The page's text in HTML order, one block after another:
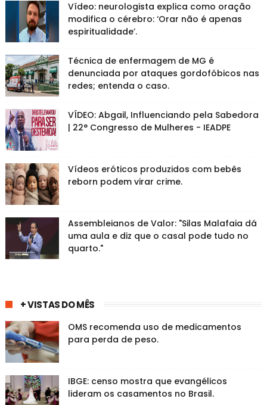
Vídeo: neurologista explica como oração
modifica o cérebro: ‘Orar não é apenas
espiritualidade’.
Técnica de enfermagem de MG é
denunciada por ataques gordofóbicos nas
redes; entenda o caso.
VÍDEO: Abgail, Influenciando pela Sabedora
| 22° Congresso de Mulheres - IEADPE
Vídeos eróticos produzidos com bebês
reborn podem virar crime.
Assembleianos de Valor: "Silas Malafaia dá
uma aula e diz que o casal pode tudo no
quarto."
+ VISTAS DO MÊS
OMS recomenda uso de medicamentos
para perda de peso.
IBGE: censo mostra que evangélicos
lideram os casamentos no Brasil.